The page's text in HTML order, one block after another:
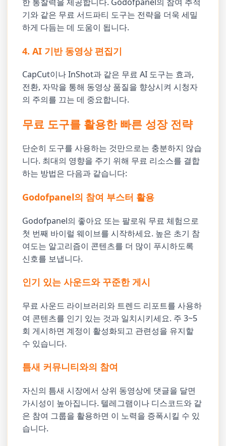
기와 같은 무료 서드파티 도구는 전략을 더욱 세밀
하게 다듬는 데 도움이 됩니다.
4. AI 기반 동영상 편집기
CapCut이나 InShot과 같은 무료 AI 도구는 효과,
전환, 자막을 통해 동영상 품질을 향상시켜 시청자
의 주의를 끄는 데 중요합니다.
무료 도구를 활용한 빠른 성장 전략
단순히 도구를 사용하는 것만으로는 충분하지 않습
니다. 최대의 영향을 주기 위해 무료 리소스를 결합
하는 방법은 다음과 같습니다:
Godofpanel의 참여 부스터 활용
Godofpanel의 좋아요 또는 팔로워 무료 체험으로
첫 번째 바이럴 웨이브를 시작하세요. 높은 초기 참
여도는 알고리즘이 콘텐츠를 더 많이 푸시하도록
신호를 보냅니다.
인기 있는 사운드와 꾸준한 게시
무료 사운드 라이브러리와 트렌드 리포트를 사용하
여 콘텐츠를 인기 있는 것과 일치시키세요. 주 3~5
회 게시하면 계정이 활성화되고 관련성을 유지할
수 있습니다.
틈새 커뮤니티와의 참여
자신의 틈새 시장에서 상위 동영상에 댓글을 달면
가시성이 높아집니다. 텔레그램이나 디스코드와 같
은 참여 그룹을 활용하면 이 노력을 증폭시킬 수 있
습니다.